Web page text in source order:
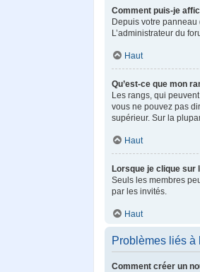
Comment puis-je
Depuis votre panneau
L’administrateur du
Haut
Qu’est-ce que mon
Les rangs, qui
vous ne pouvez pas
supérieur. Sur la
Haut
Lorsque je clique sur
Seuls les membres
par les invités.
Haut
Problèmes liés
Comment créer un